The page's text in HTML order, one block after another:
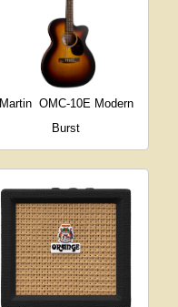
Martin OMC-10E Modern
Burst